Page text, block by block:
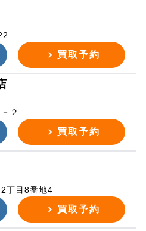
買取予約
２
買取予約
丁目8番地4
買取予約